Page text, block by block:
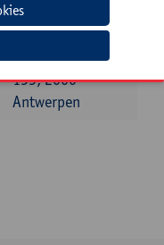
Tropische
Geneeskunde,
Nationalestraat
155, 2000
Antwerpen